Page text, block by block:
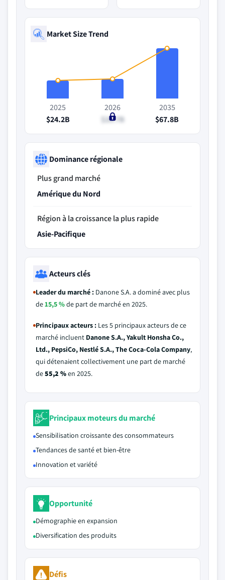
Market Size Trend
2025
$24.2B
2026
$26.7B
2035
$67.8B
Dominance régionale
Plus grand marché
Amérique du Nord
Région à la croissance la plus rapide
Asie-Pacifique
Acteurs clés
Leader du marché : Danone S.A. a dominé avec plus
de15,5 %de part de marché en 2025.
Principaux acteurs : Les 5 principaux acteurs de ce
marché incluent Danone S.A., Yakult Honsha Co.,
Ltd., PepsiCo, Nestlé S.A., The Coca-Cola Company,
qui détenaient collectivement une part de marché
de55,2 %en 2025.
Principaux moteurs du marché
Sensibilisation croissante des consommateurs
Tendances de santé et bien-être
Innovation et variété
Opportunité
Démographie en expansion
Diversification des produits
Défis